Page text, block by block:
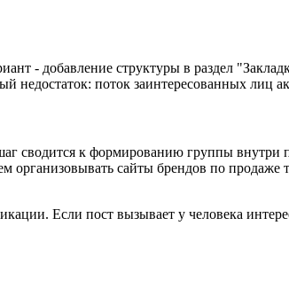
- добавление структуры в раздел
поток заинтересованных лиц
сводится к формированию группы внутри
организовывать сайты брендов по продаже
Если пост вызывает у человека